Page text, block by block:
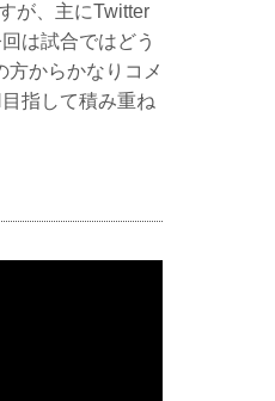
が、主にTwitter
は試合ではどう
からかなりコメ
指して積み重ね